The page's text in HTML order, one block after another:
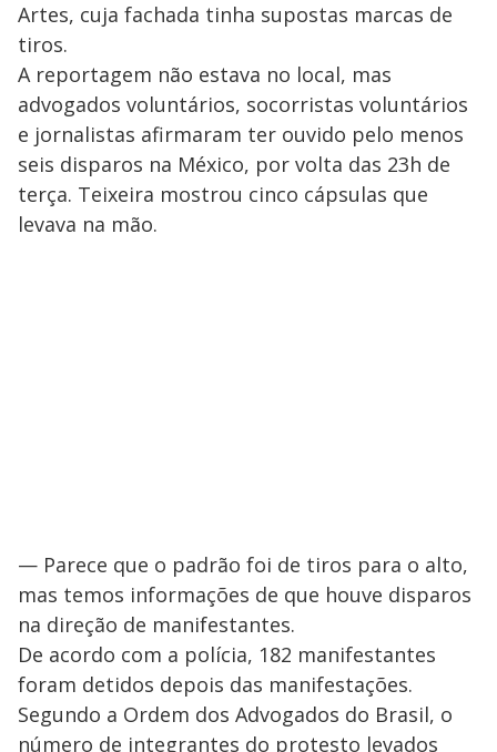
Artes, cuja fachada tinha supostas marcas de
tiros.
A reportagem não estava no local, mas
advogados voluntários, socorristas voluntários
e jornalistas afirmaram ter ouvido pelo menos
seis disparos na México, por volta das 23h de
terça. Teixeira mostrou cinco cápsulas que
levava na mão.
— Parece que o padrão foi de tiros para o alto,
mas temos informações de que houve disparos
na direção de manifestantes.
De acordo com a polícia, 182 manifestantes
foram detidos depois das manifestações.
Segundo a Ordem dos Advogados do Brasil, o
número de integrantes do protesto levados